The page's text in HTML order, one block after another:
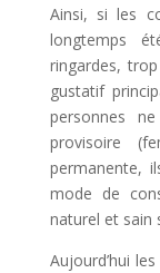
Ainsi, si les
longtemps
ringardes,
gustatif
personnes
provisoire
permanente,
mode de
naturel et sain
Aujourd’hui